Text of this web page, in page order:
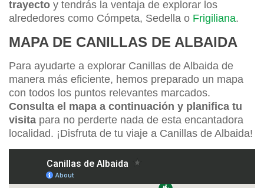
trayecto y tendrás la ventaja de explorar los
alrededores como Cómpeta, Sedella o Frigiliana.
MAPA DE CANILLAS DE ALBAIDA
Para ayudarte a explorar Canillas de Albaida de
manera más eficiente, hemos preparado un mapa
con todos los puntos relevantes marcados.
Consulta el mapa a continuación y planifica tu
visita para no perderte nada de esta encantadora
localidad. ¡Disfruta de tu viaje a Canillas de Albaida!